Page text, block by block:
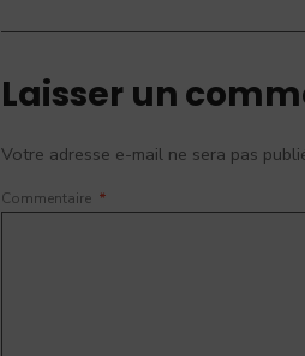
Laisser un
Votre adresse e-mail ne sera pas
Commentaire *